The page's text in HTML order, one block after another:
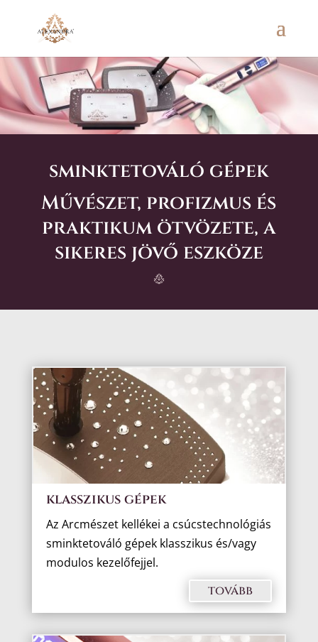
sminktetováló gépek
Művészet, profizmus és
praktikum ötvözete, a
sikeres jövő eszköze
klasszikus gépek
Az Arcmészet kellékei a csúcstechnológiás
sminktetováló gépek klasszikus és/vagy
modulos kezelőfejjel.
tovább